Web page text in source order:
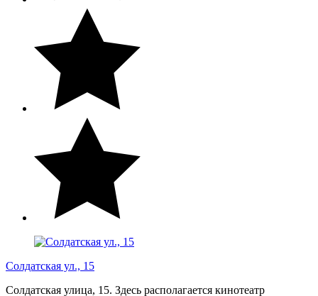
Солдатская ул., 15
Солдатская улица, 15. Здесь располагается кинотеатр